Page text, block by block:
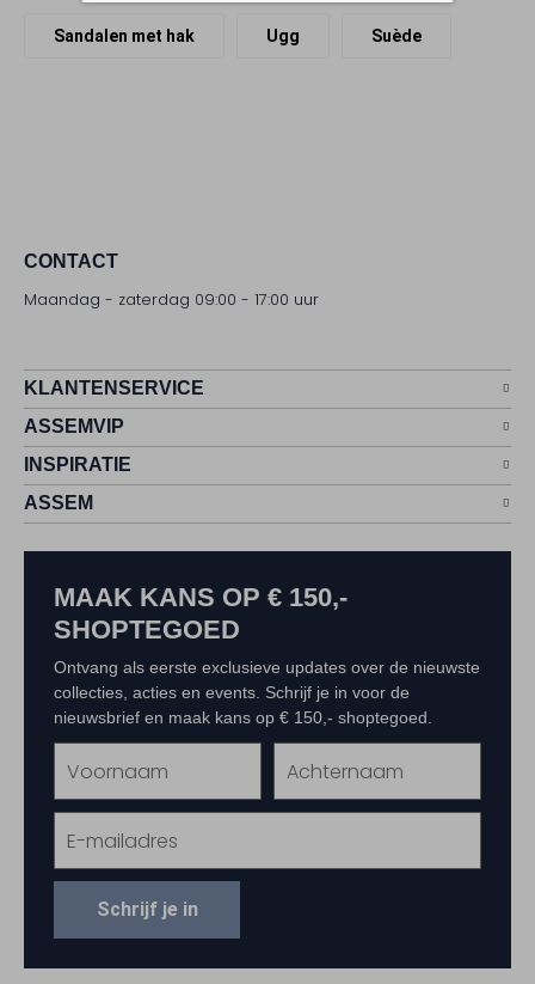
Sandalen met hak Ugg Suède
CONTACT
Maandag - zaterdag 09:00 - 17:00 uur
KLANTENSERVICE
ASSEMVIP
INSPIRATIE
ASSEM
MAAK KANS OP € 150,-
SHOPTEGOED
Ontvang als eerste exclusieve updates over de nieuwste
collecties, acties en events. Schrijf je in voor de
nieuwsbrief en maak kans op € 150,- shoptegoed.
Schrijf je in